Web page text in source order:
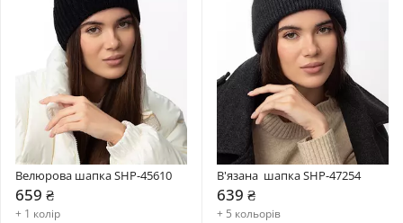
Велюрова шапка SHP-45610
659 ₴
+ 1 колір
В'язана  шапка SHP-47254
639 ₴
+ 5 кольорів